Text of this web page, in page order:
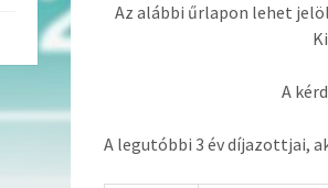
Az alábbi űrlapon lehet
A
A legutóbbi 3 év díjazottjai,